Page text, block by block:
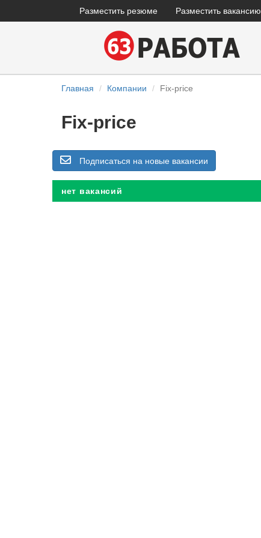
Разместить резюме Разместить вакансию
Главная Компании Fix-price
Fix-price
Подписаться на новые вакансии
нет вакансий